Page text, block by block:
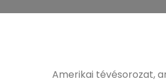
Amerikai tévésorozat,